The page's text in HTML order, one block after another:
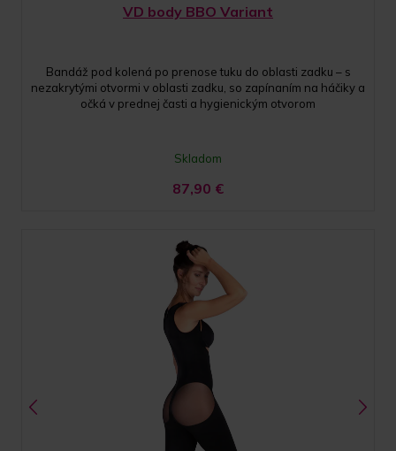
VD body BBO Variant
Bandáž pod kolená po prenose tuku do oblasti zadku – s
nezakrytými otvormi v oblasti zadku, so zapínaním na háčiky a
očká v prednej časti a hygienickým otvorom
Skladom
87,90 €